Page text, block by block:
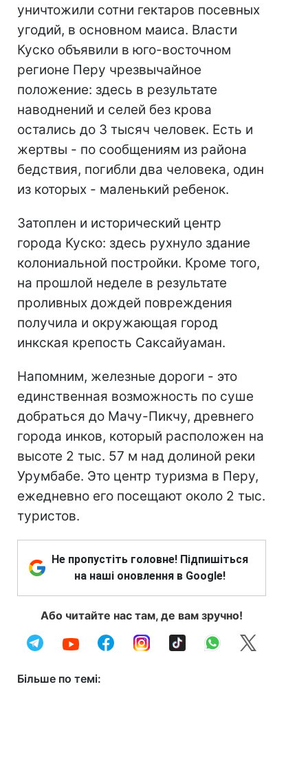
уничтожили сотни гектаров посевных
угодий, в основном маиса. Власти
Куско объявили в юго-восточном
регионе Перу чрезвычайное
положение: здесь в результате
наводнений и селей без крова
остались до 3 тысяч человек. Есть и
жертвы - по сообщениям из района
бедствия, погибли два человека, один
из которых - маленький ребенок.
Затоплен и исторический центр
города Куско: здесь рухнуло здание
колониальной постройки. Кроме того,
на прошлой неделе в результате
проливных дождей повреждения
получила и окружающая город
инкская крепость Саксайуаман.
Напомним, железные дороги - это
единственная возможность по суше
добраться до Мачу-Пикчу, древнего
города инков, который расположен на
высоте 2 тыс. 57 м над долиной реки
Урумбабе. Это центр туризма в Перу,
ежедневно его посещают около 2 тыс.
туристов.
Не пропустіть головне! Підпишіться
на наші оновлення в Google!
Або читайте нас там, де вам зручно!
Більше по темі: